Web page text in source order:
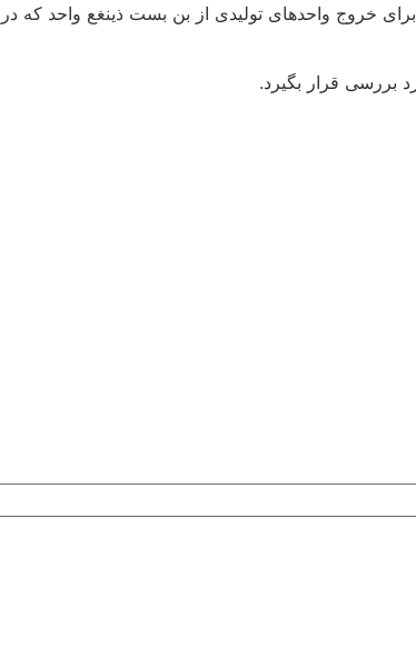
خروج واحدهای تولیدی از بن بست ذینغع واحد
بررسی قرار بگیرد.